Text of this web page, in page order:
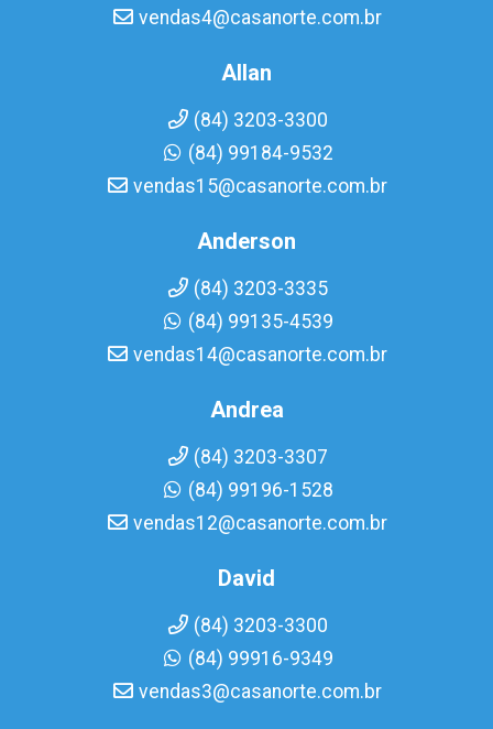
vendas4@casanorte.com.br
Allan
(84) 3203-3300
(84) 99184-9532
vendas15@casanorte.com.br
Anderson
(84) 3203-3335
(84) 99135-4539
vendas14@casanorte.com.br
Andrea
(84) 3203-3307
(84) 99196-1528
vendas12@casanorte.com.br
David
(84) 3203-3300
(84) 99916-9349
vendas3@casanorte.com.br